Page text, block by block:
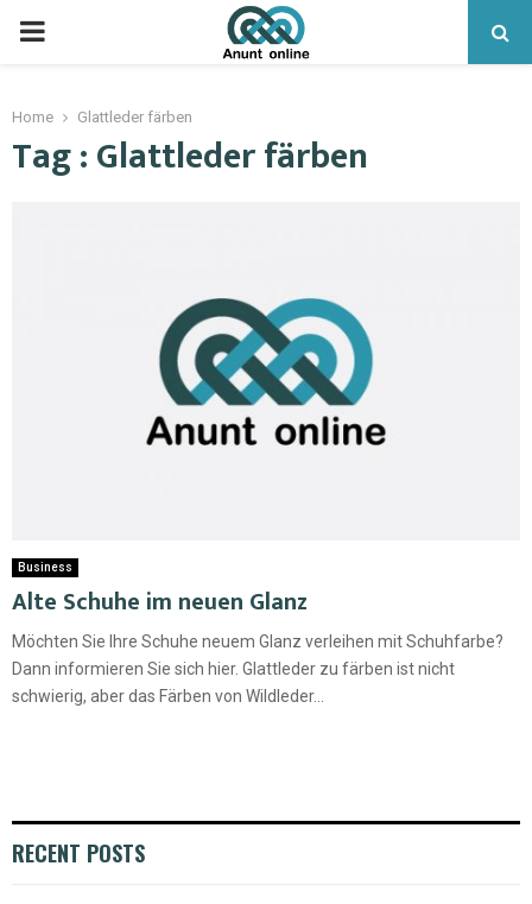
PRIMARY
Home Glattleder färben
Tag : Glattleder färben
Business
Alte Schuhe im neuen Glanz
Möchten Sie Ihre Schuhe neuem Glanz verleihen mit Schuhfarbe?
Dann informieren Sie sich hier. Glattleder zu färben ist nicht
schwierig, aber das Färben von Wildleder...
RECENT POSTS